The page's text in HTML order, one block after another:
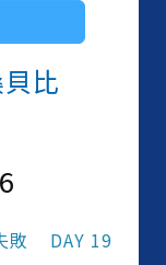
比
敗 DAY 19